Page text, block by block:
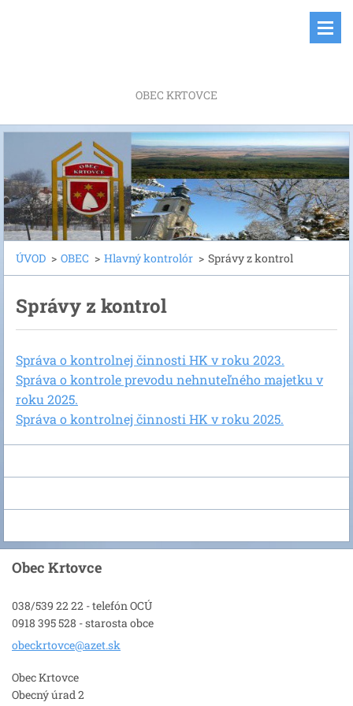
OBEC KRTOVCE
ÚVOD > OBEC > Hlavný kontrolór > Správy z kontrol
Správy z kontrol
Správa o kontrolnej činnosti HK v roku 2023.
Správa o kontrole prevodu nehnuteľného majetku v
roku 2025.
Správa o kontrolnej činnosti HK v roku 2025.
Obec Krtovce
038/539 22 22 - telefón OCÚ
0918 395 528 - starosta obce
obeckrtovce@azet.sk
Obec Krtovce
Obecný úrad 2